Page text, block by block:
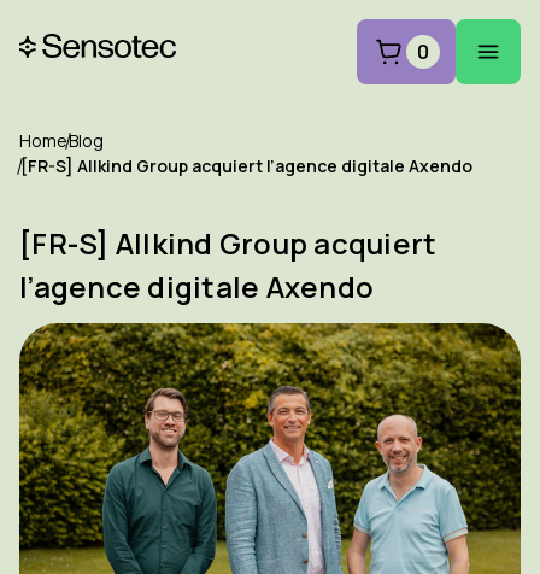
0
HomeBlog
[FR-S] Allkind Group acquiert l’agence digitale Axendo
[FR-S] Allkind Group acquiert
l’agence digitale Axendo